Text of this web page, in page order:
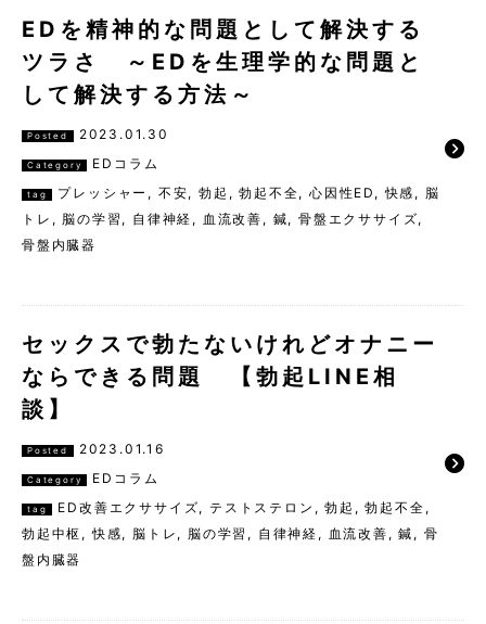
EDを精神的な問題として解決する
ツラさ ～EDを生理学的な問題と
して解決する方法～
Posted 2023.01.30
Category EDコラム
tag プレッシャー , 不安,勃起 ,勃起不全,心因性ED ,快感 , 脳
トレ , 脳の学習 , 自律神経 , 血流改善 , 鍼,骨盤エクササイズ,
骨盤内臓器
セックスで勃たないけれどオナニー
ならできる問題 【勃起LINE相
談】
Posted 2023.01.16
Category EDコラム
tag ED改善エクササイズ,テストステロン ,勃起 ,勃起不全 ,
勃起中枢 ,快感, 脳トレ , 脳の学習 , 自律神経 , 血流改善 ,鍼 , 骨
盤内臓器